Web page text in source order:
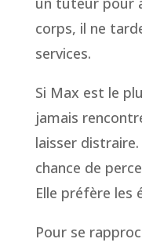
corps, il ne
services.
Si Max est le
jamais
laisser
chance de
Elle préfère
Pour se